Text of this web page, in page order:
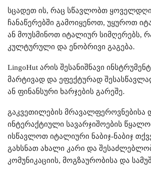
სცადეთ ის, რაც სწავლობთ
ჩანაწერებში გამოიყენოთ, უყუროთ
ან მოუსმინოთ იტალიურ სიმღერებს,
კულტურული და ენობრივი გაგება.
LingoHut არის შესანიშნავი
მარტივად და ეფექტურად
ან ფინანსური ხარჯების გარეშე.
გაკვეთილების მრავალფეროვნებისა
ინტერაქტიული სავარჯიშოების
ისწავლოთ იტალიური ნაბიჯ-ნაბიჯ
გახსნათ ახალი კარი და
კომუნიკაციის, მოგზაურობისა და